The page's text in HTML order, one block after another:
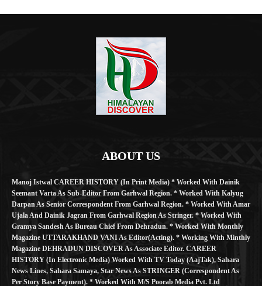
ABOUT US
Manoj Istwal CAREER HISTORY (in Print Media) * Worked With Dainik
Seemant Varta As Sub-Editor From Garhwal Region. * Worked With Kalyug
Darpan As Senior Correspondent From Garhwal Region. * Worked With Amar
Ujala And Dainik Jagran From Garhwal Region As Stringer. * Worked With
Gramya Sandesh As Bureau Chief From Dehradun. * Worked With Monthly
Magazine UTTARAKHAND VANI As Editor(Acting). * Working With Minthly
Magazine DEHRADUN DISCOVER As Associate Editor. CAREER
HISTORY (in Electronic Media) Worked With TV Today (AajTak), Sahara
News Lines, Sahara Samaya, Star News As STRINGER (Correspondent As
Per Story Base Payment). * Worked With M/S Poorab Media Pvt. Ltd